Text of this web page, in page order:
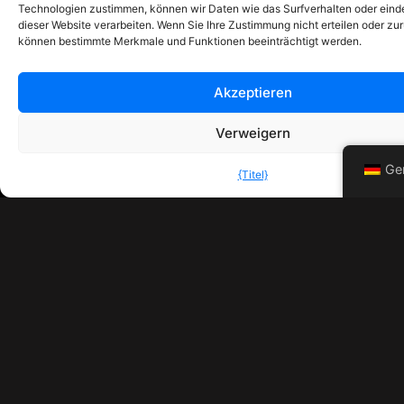
Technologien zustimmen, können wir Daten wie das Surfverhalten oder
dieser Website verarbeiten. Wenn Sie Ihre Zustimmung nicht erteilen oder
können bestimmte Merkmale und Funktionen beeinträchtigt werden.
Akzeptieren
Verweigern
{Titel}
Sitio do Troto,
Armazem A,
Almancil,
718